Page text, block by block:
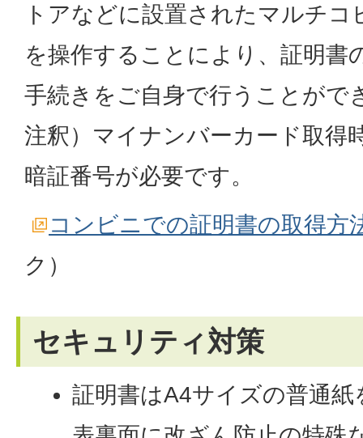
トアなどに設置されたマルチコ
を操作することにより、証明書
手続きをご自身で行うことがで
注釈）マイナンバーカード取得
暗証番号が必要です。
コンビニでの証明書の取得方
ク）
セキュリティ対策
証明書はA4サイズの普通